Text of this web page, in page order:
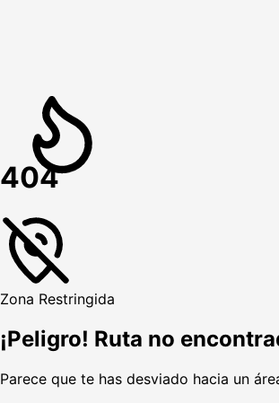
404
Zona Restringida
¡Peligro! Ruta no
Parece que te has desviado hacia un